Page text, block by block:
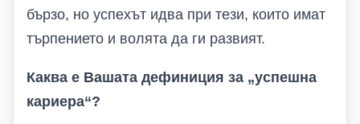
бързо, но успехът идва при тези, които имат
търпението и волята да ги развият.
Каква е Вашата дефиниция за „успешна
кариера“?